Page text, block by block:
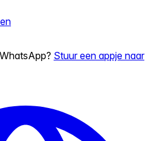
Stuur een appje naar